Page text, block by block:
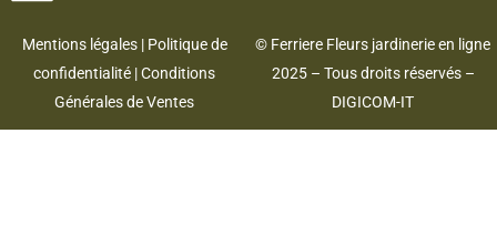
Mentions légales| Politique de
confidentialité |Conditions
Générales de Ventes
© Ferriere Fleurs jardinerie en ligne
2025 – Tous droits réservés –
DIGICOM-IT